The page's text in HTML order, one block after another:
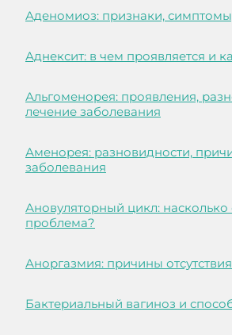
Аденомиоз: признаки,
Аднексит: в чем проявляется и
Альгоменорея: проявления,
лечение заболевания
Аменорея: разновидности,
заболевания
Ановуляторный цикл: насколько
проблема?
Аноргазмия: причины
Бактериальный вагиноз и